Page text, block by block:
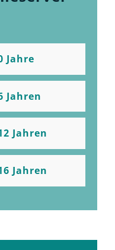
Jahre
Jahren
Jahren
Jahren